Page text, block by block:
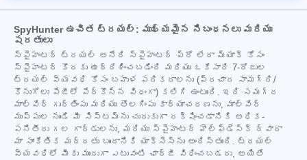
SpyHunter ఉచిత ట్రయల్: ముఖ్యమైన నిబంధనలు మరియు
షరతులు
స్పైహంటర్ ట్రయల్ అనేది స్పైహంటర్ ప్రో లేదా మ్యాక్ కోసం
స్పైహంటర్ కొరకు ఉద్దేశించబడింది మరియు ఒకేసారి 7-రోజుల
ట్రయల్ వ్యవధి కోసం బహుళ పరికరాలను (ప్రచార సామగ్రి/
కొనుగోలు పేజీలో పేర్కొన్న విధంగా) కలిగి ఉంటుంది. ఇది సమగ్ర
మాల్వేర్ గుర్తింపు మరియు తొలగింపు కార్యాచరణను, మాల్వేర్
ముప్పుల నుండి మీ సిస్టమ్‌ను చురుకుగా రక్షించడానికి అధిక-
పనితీరు గల గార్డులను, మరియు స్పైహంటర్ హెల్ప్‌డెస్క్ ద్వారా
మా సాంకేతిక మద్దతు బృందానికి యాక్సెస్‌ను అందిస్తుంది. ట్రయల్
వ్యవధిలో మీకు ముందుగా ఎటువంటి ఛార్జీ విధించబడదు, అయితే